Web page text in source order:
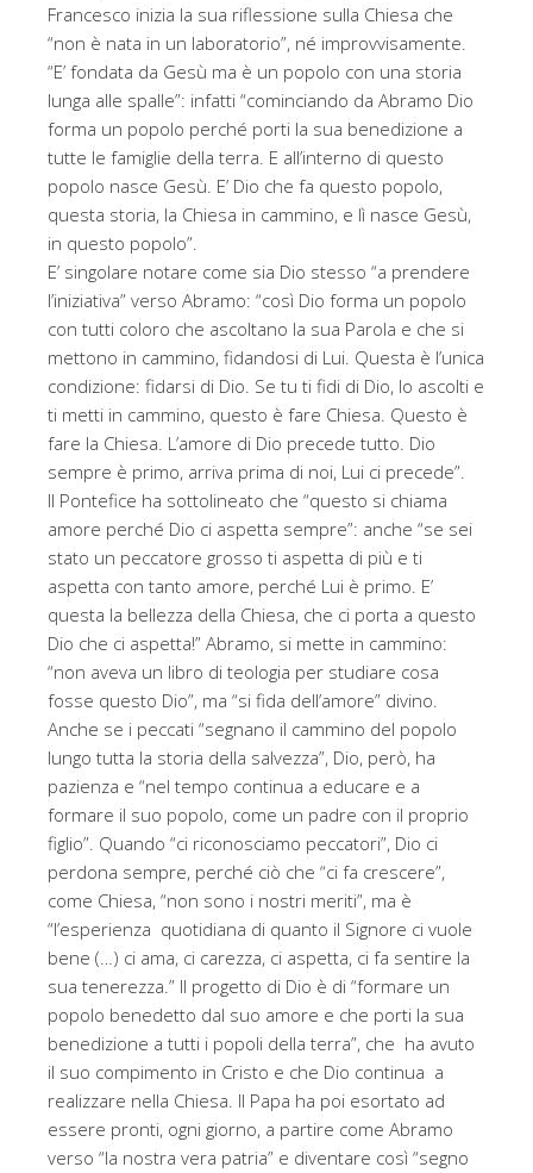
Francesco inizia la sua riflessione sulla Chiesa che
“non è nata in un laboratorio”, né improvvisamente.
“E’ fondata da Gesù ma è un popolo con una storia
lunga alle spalle”: infatti “cominciando da Abramo Dio
forma un popolo perché porti la sua benedizione a
tutte le famiglie della terra. E all’interno di questo
popolo nasce Gesù. E’ Dio che fa questo popolo,
questa storia, la Chiesa in cammino, e lì nasce Gesù,
in questo popolo”.
E’ singolare notare come sia Dio stesso “a prendere
l’iniziativa” verso Abramo: “così Dio forma un popolo
con tutti coloro che ascoltano la sua Parola e che si
mettono in cammino, fidandosi di Lui. Questa è l’unica
condizione: fidarsi di Dio. Se tu ti fidi di Dio, lo ascolti e
ti metti in cammino, questo è fare Chiesa. Questo è
fare la Chiesa. L’amore di Dio precede tutto. Dio
sempre è primo, arriva prima di noi, Lui ci precede”.
Il Pontefice ha sottolineato che “questo si chiama
amore perché Dio ci aspetta sempre”: anche “se sei
stato un peccatore grosso ti aspetta di più e ti
aspetta con tanto amore, perché Lui è primo. E’
questa la bellezza della Chiesa, che ci porta a questo
Dio che ci aspetta!” Abramo, si mette in cammino:
“non aveva un libro di teologia per studiare cosa
fosse questo Dio”, ma “si fida dell’amore” divino.
Anche se i peccati “segnano il cammino del popolo
lungo tutta la storia della salvezza”, Dio, però, ha
pazienza e “nel tempo continua a educare e a
formare il suo popolo, come un padre con il proprio
figlio”. Quando “ci riconosciamo peccatori”, Dio ci
perdona sempre, perché ciò che “ci fa crescere”,
come Chiesa, “non sono i nostri meriti”, ma è
“l’esperienza quotidiana di quanto il Signore ci vuole
bene (…) ci ama, ci carezza, ci aspetta, ci fa sentire la
sua tenerezza.” Il progetto di Dio è di “formare un
popolo benedetto dal suo amore e che porti la sua
benedizione a tutti i popoli della terra”, che ha avuto
il suo compimento in Cristo e che Dio continua a
realizzare nella Chiesa. Il Papa ha poi esortato ad
essere pronti, ogni giorno, a partire come Abramo
verso “la nostra vera patria” e diventare così “segno